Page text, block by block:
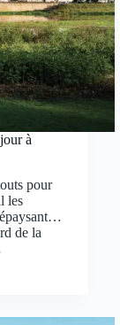
à
pour
les
de la